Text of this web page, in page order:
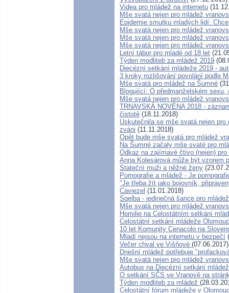
Videa pro mládež na internetu
Mše svatá nejen pro mládež
Epidemie smutku mladých lidí:
Mše svatá nejen pro mládež
Mše svatá nejen pro mládež
Mše svatá nejen pro mládež
Letní tábor pro mladé od 18 let
Týden modliteb za mládež 2019
Diecézní setkání mládeže 2019 -
3 kroky rozlišování povolání podle
Mše svatá pro mládež na Šumné
Blogující: O předmanželském sexu,
Mše svatá nejen pro mládež
TRNAVSKÁ NOVÉNA 2018 -
čistotě (18.11.2018)
Uskutečnila se mše svatá nejen
zváni (11.11.2018)
Opět bude mše svatá pro mládež
Na Šumné začaly mše svaté pro
Odkaz na zajímavé čtivo (nejen)
Anna Kolesárová může být vzorem
Stateční muži a něžné ženy
Pornografie a mládež - Je
"Je třeba žít jako bojovník,
Caviezel (11.01.2018)
Sqelba - jedinečná šance pro mládež
Mše svatá nejen pro mládež
Homilie na Celostátním setkání
Celostátní setkání mládeže
10 let Komunity Cenacolo na
Mladí nejsou na internetu v bezpečí
Večer chval ve Višňové (07.06.2017)
Dnešní mládež potřebuje
Mše svatá nejen pro mládež
Autobus na Diecézní setkání
O setkání SČS ve Vranově na
Týden modliteb za mládež
Celostátní fórum mládeže v